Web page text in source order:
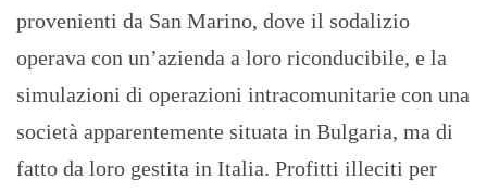
provenienti da San Marino, dove il sodalizio
operava con un’azienda a loro riconducibile, e la
simulazioni di operazioni intracomunitarie con una
società apparentemente situata in Bulgaria, ma di
fatto da loro gestita in Italia. Profitti illeciti per